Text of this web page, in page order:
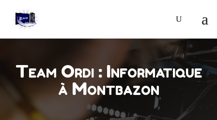
Team Ordi : Informatique
à Montbazon